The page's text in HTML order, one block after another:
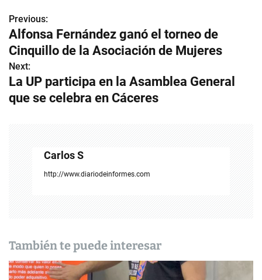
N
a
v
e
d
e
Previous:
Alfonsa Fernández ganó el torneo de
Cinquillo de la Asociación de Mujeres
Next:
La UP participa en la Asamblea General
que se celebra en Cáceres
Carlos S
http://www.diariodeinformes.com
También te puede interesar